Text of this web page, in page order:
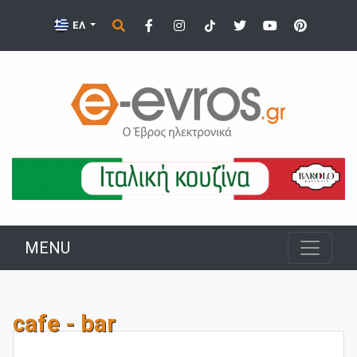
ΕΛ
MENU
cafe - bar